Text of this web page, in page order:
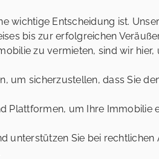
wichtige Entscheidung ist.
bis zur erfolgreichen
zu vermieten, sind wir hier,
um sicherzustellen, dass Sie
Plattformen, um Ihre Immobilie
unterstützen Sie bei rechtlichen